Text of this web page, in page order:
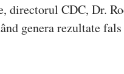
directorul CDC, Dr.
genera rezultate